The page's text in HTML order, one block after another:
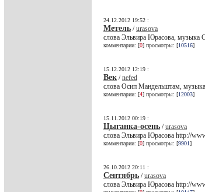
24.12.2012 19:52 :
Метель /urasova
слова Эльвира Юрасова, музыка
комментарии: [0] просмотры: [10516]
15.12.2012 12:19 :
Век /nefed
слова Осип Мандельштам,
комментарии: [4] просмотры: [12003]
15.11.2012 00:19 :
Цыганка-осень /urasova
слова Эльвира Юрасова http://
комментарии: [0] просмотры: [9901]
26.10.2012 20:11 :
Сентябрь /urasova
слова Эльвира Юрасова http://